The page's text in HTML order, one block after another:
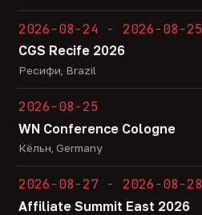
2026-08-24 - 2026-08-25
CGS Recife 2026
Ресифи, Brazil
2026-08-25
WN Conference Cologne
Кёльн, Germany
2026-08-27 - 2026-08-28
Affiliate Summit East 2026